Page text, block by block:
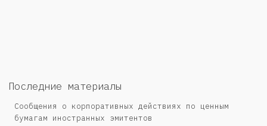
Последние материалы
Сообщения о корпоративных действиях по ценным
бумагам иностранных эмитентов